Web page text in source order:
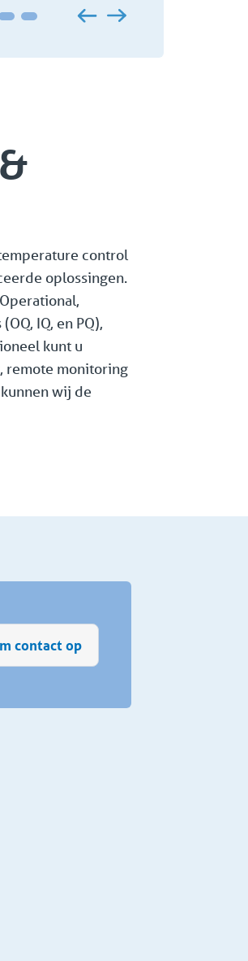
control
oplossingen.
IQ, en PQ),
kunt u
remote monitoring
wij de
contact op